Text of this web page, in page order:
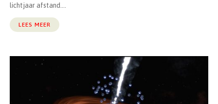
lichtjaar afstand....
LEES MEER